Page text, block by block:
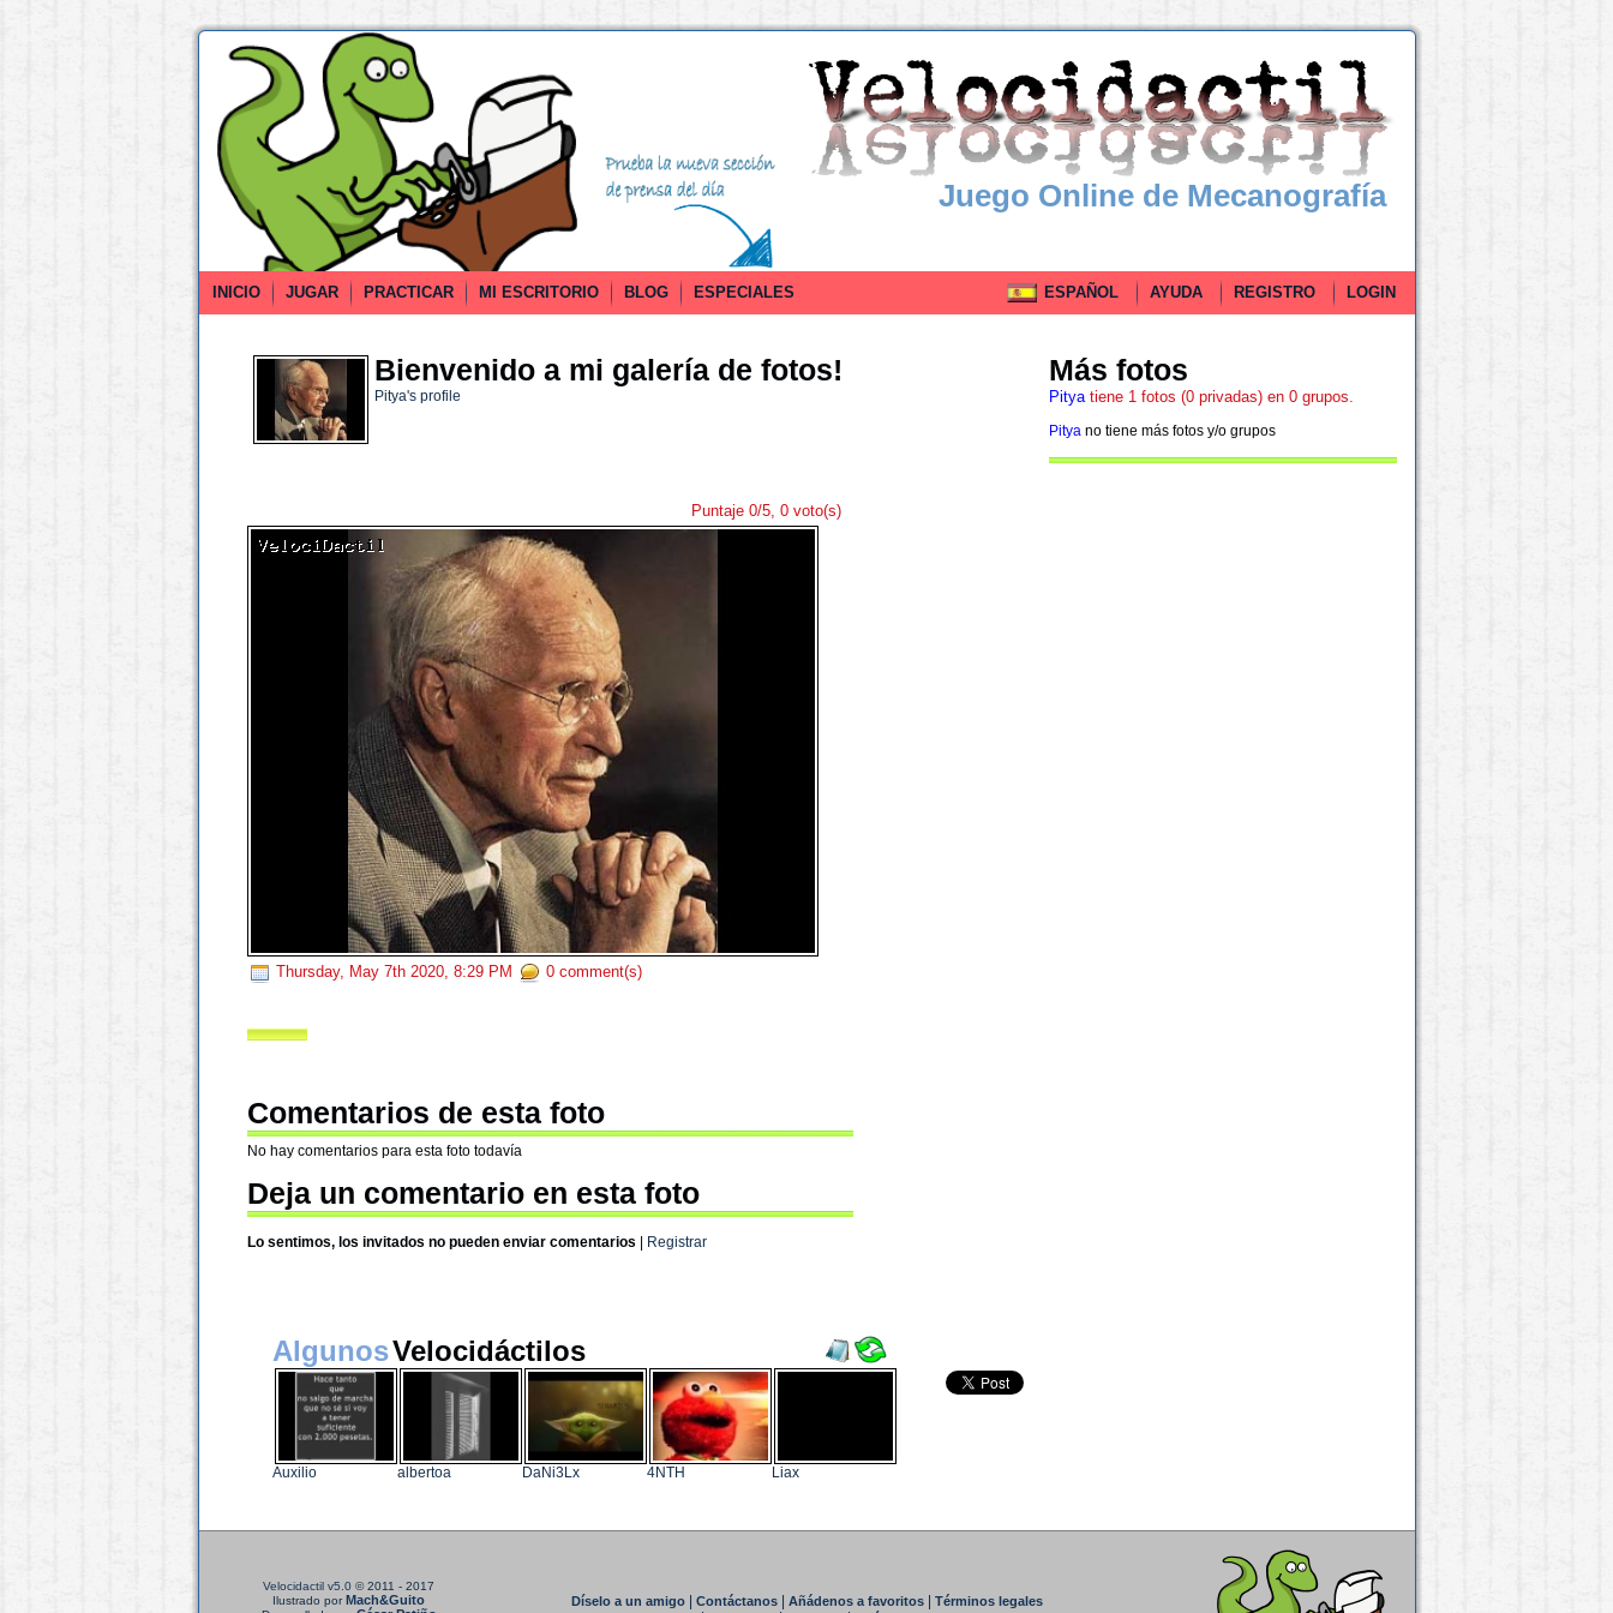
Juego Online de Mecanografía
INICIO JUGAR PRACTICAR MI ESCRITORIO BLOG ESPECIALES ESPAÑOL AYUDA REGISTRO LOGIN
Bienvenido a mi galería de fotos!
Pitya's profile
Puntaje 0/5, 0 voto(s)
Thursday, May 7th 2020, 8:29 PM 0 comment(s)
Comentarios de esta foto
No hay comentarios para esta foto todavía
Deja un comentario en esta foto
Lo sentimos, los invitados no pueden enviar comentarios Registrar
Más fotos
Pityatiene 1 fotos (0 privadas) en 0 grupos.
Pityano tiene más fotos y/o grupos
AlgunosVelocidáctilos
Auxilio albertoa DaNi3Lx 4NTH Liax
Velocidactil v5.0 © 2011 - 2017
Ilustrado porMach&Guito Díselo a un amigo| Contáctanos| Añádenos a favoritos|
Términos legales